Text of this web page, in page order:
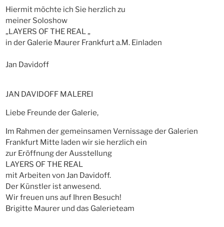
Hiermit möchte ich Sie herzlich zu
meiner Soloshow
„LAYERS OF THE REAL „
in der Galerie Maurer Frankfurt a.M. Einladen
Jan Davidoff
JAN DAVIDOFF MALEREI
Liebe Freunde der Galerie,
Im Rahmen der gemeinsamen Vernissage der Galerien
Frankfurt Mitte laden wir sie herzlich ein
zur Eröffnung der Ausstellung
LAYERS OF THE REAL
mit Arbeiten von Jan Davidoff.
Der Künstler ist anwesend.
Wir freuen uns auf Ihren Besuch!
Brigitte Maurer und das Galerieteam